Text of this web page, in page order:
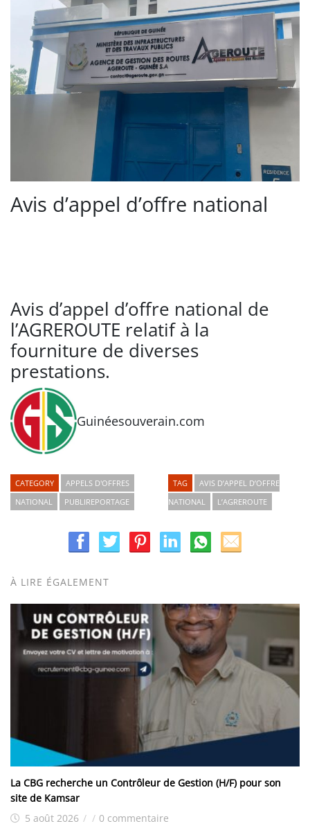
Avis d’appel d’offre national
Avis d’appel d’offre national de
l’AGREROUTE relatif à la
fourniture de diverses
prestations.
Guinéesouverain.com
CATEGORY
APPELS D'OFFRES
NATIONAL
PUBLIREPORTAGE
TAG
AVIS D’APPEL D’OFFRE
NATIONAL
L’AGREROUTE
À LIRE ÉGALEMENT
La CBG recherche un Contrôleur de Gestion (H/F) pour son
site de Kamsar
5 août 2026 / / 0 commentaire